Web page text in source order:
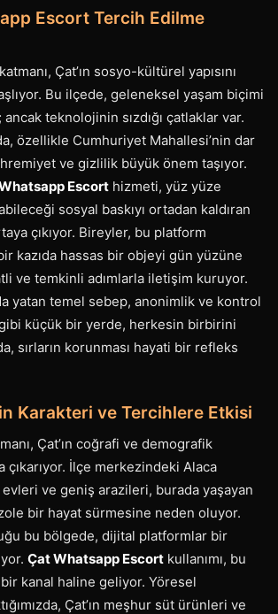
Escort Tercih Edilme
Çat’ın sosyo-kültürel yapısını
Bu ilçede, geleneksel yaşam biçimi
ancak teknolojinin sızdığı çatlaklar var.
özellikle Cumhuriyet Mahallesi’nin dar
ve gizlilik büyük önem taşıyor.
Escort hizmeti, yüz yüze
sosyal baskıyı ortadan kaldıran
çıkıyor. Bireyler, bu platform
kazıda hassas bir objeyi gün yüzüne
ve temkinli adımlarla iletişim kuruyor.
yatan temel sebep, anonimlik ve kontrol
küçük bir yerde, herkesin birbirini
sırların korunması hayati bir refleks
Karakteri ve Tercihlere Etkisi
Çat’ın coğrafi ve demografik
çıkarıyor. İlçe merkezindeki Alaca
evleri ve geniş arazileri, burada yaşayan
bir hayat sürmesine neden oluyor.
bu bölgede, dijital platformlar bir
Çat Whatsapp Escort kullanımı, bu
kanal haline geliyor. Yöresel
Çat’ın meşhur süt ürünleri ve